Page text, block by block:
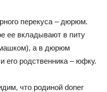
перекуса – дюрюм.
ее вкладывают в питу
а в дюрюм
его родственника – юфку.
что родиной doner